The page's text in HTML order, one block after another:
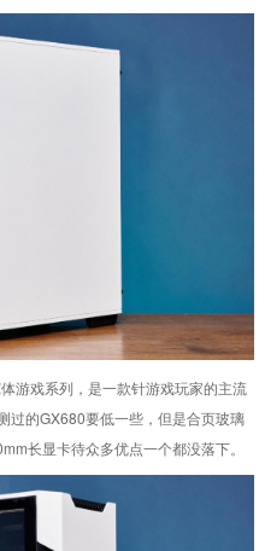
游戏系列，是一款针游戏玩家的主流
过的GX680要低一些，但是合页玻璃
长显卡待众多优点一个都没落下。